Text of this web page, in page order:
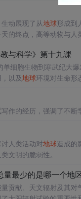
动展现了从地球形成到
的终点，高等动物与人
与科学》第十九课
细胞生物到寒武纪大
以及地球环境对生命形
作的经历，强调了不断
人类活动对地球造成的
文明的脆弱性。
最少的是哪一个地
贡献、天文辐射及其对